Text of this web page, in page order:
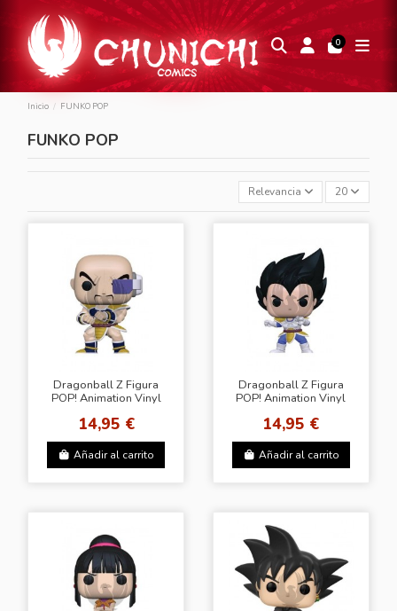
0
Inicio FUNKO POP
FUNKO POP
Relevancia 20
Dragonball Z Figura
POP! Animation Vinyl
14,95 €
Añadir al carrito
Dragonball Z Figura
POP! Animation Vinyl
14,95 €
Añadir al carrito